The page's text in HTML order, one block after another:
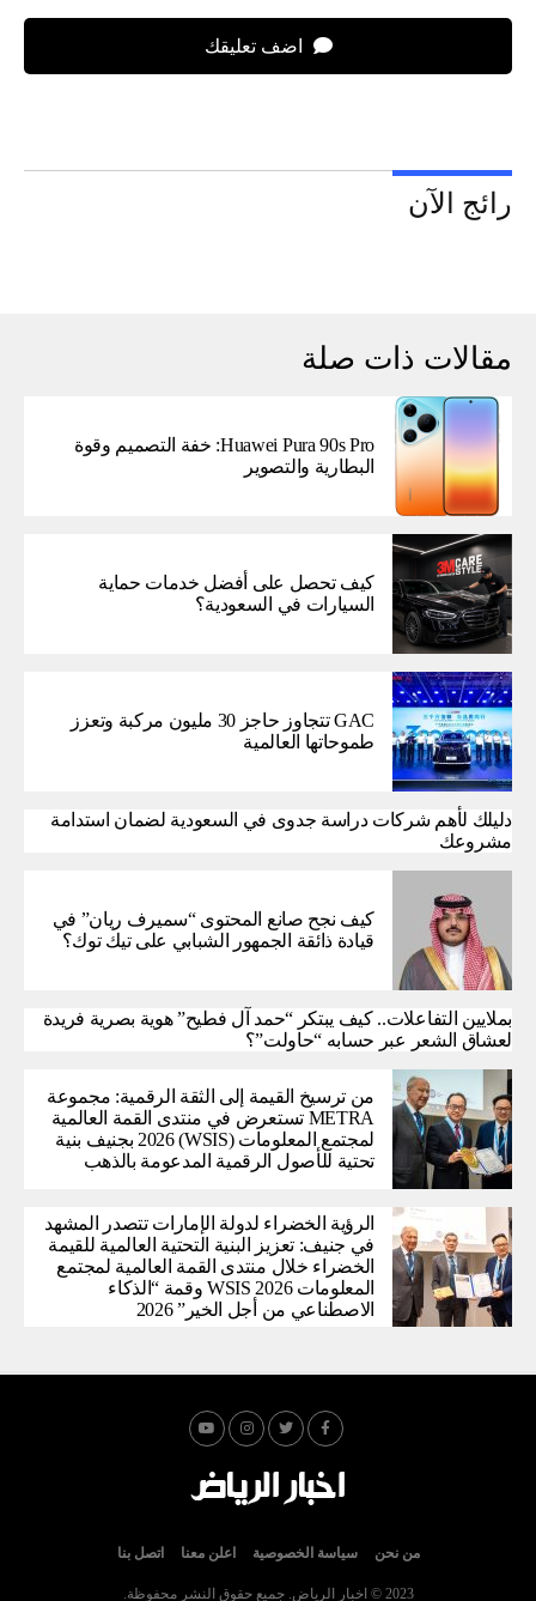
اضف تعليقك
رائج الآن
مقالات ذات صلة
Huawei Pura 90s Pro: خفة التصميم وقوة
البطارية والتصوير
كيف تحصل على أفضل خدمات حماية
السيارات في السعودية؟
GAC تتجاوز حاجز 30 مليون مركبة وتعزز
طموحاتها العالمية
دليلك لأهم شركات دراسة جدوى في السعودية لضمان استدامة
مشروعك
كيف نجح صانع المحتوى “سميرف ريان” في
قيادة ذائقة الجمهور الشبابي على تيك توك؟
بملايين التفاعلات.. كيف يبتكر “حمد آل فطيح” هوية بصرية فريدة
لعشاق الشعر عبر حسابه “حاولت”؟
من ترسيخ القيمة إلى الثقة الرقمية: مجموعة
METRA تستعرض في منتدى القمة العالمية
لمجتمع المعلومات (WSIS) 2026 بجنيف بنية
تحتية للأصول الرقمية المدعومة بالذهب
الرؤية الخضراء لدولة الإمارات تتصدر المشهد
في جنيف: تعزيز البنية التحتية العالمية للقيمة
الخضراء خلال منتدى القمة العالمية لمجتمع
المعلومات WSIS 2026 وقمة “الذكاء
الاصطناعي من أجل الخير” 2026
من نحن سياسة الخصوصية اعلن معنا اتصل بنا
2023 © اخبار الرياض. جميع حقوق النشر محفوظة.